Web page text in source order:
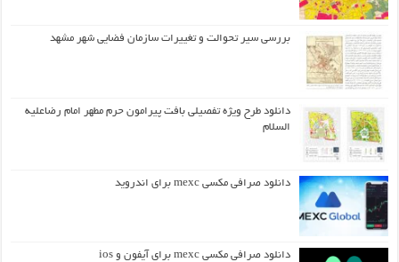
بررسی سیر تحوالت و تغییرات سازمان فضایی شهر مشهد
دانلود طرح ويژه تفصيلي بافت پيرامون حرم مطهر امام رضاعليه
السلام
دانلود صرافی مکسی mexc برای اندروید
دانلود صرافی مکسی mexc برای آیفون و ios